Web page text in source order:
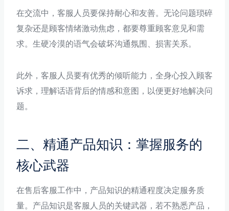
在交流中，客服人员要保持耐心和友善。无论问题琐碎
复杂还是顾客情绪激动焦虑，都要尊重顾客意见和需
求。生硬冷漠的语气会破坏沟通氛围、损害关系。
此外，客服人员要有优秀的倾听能力，全身心投入顾客
诉求，理解话语背后的情感和意图，以便更好地解决问
题。
二、精通产品知识：掌握服务的
核心武器
在售后客服工作中，产品知识的精通程度决定服务质
量。产品知识是客服人员的关键武器，若不熟悉产品，